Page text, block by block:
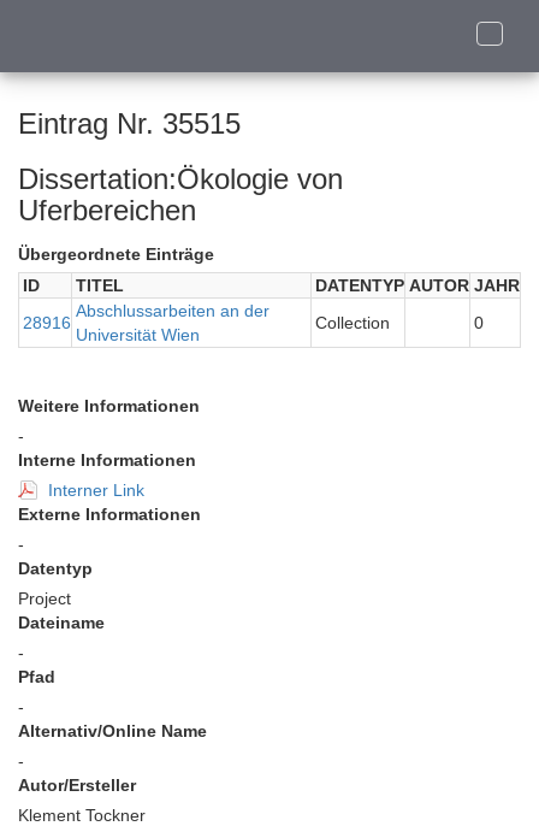
Toggle
Eintrag Nr. 35515
Dissertation:Ökologie von
Uferbereichen
Übergeordnete Einträge
ID
TITEL DATENTYP AUTOR JAHR
28916
Abschlussarbeiten an der
Universität Wien
Collection 0
Weitere Informationen
-
Interne Informationen
Interner Link
Externe Informationen
-
Datentyp
Project
Dateiname
-
Pfad
-
Alternativ/Online Name
-
Autor/Ersteller
Klement Tockner